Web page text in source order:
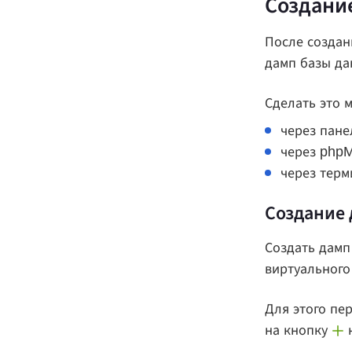
После
дамп базы
Сделать это
через
через
через
Создать
Для этого
на кнопку